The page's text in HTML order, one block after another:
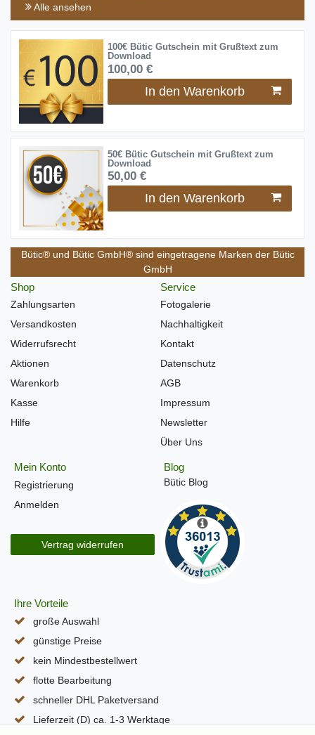
Alle ansehen
100€ Bütic Gutschein mit Grußtext zum
Download
100,00 €
In den Warenkorb
50€ Bütic Gutschein mit Grußtext zum
Download
50,00 €
In den Warenkorb
Bütic® und Bütic GmbH® sind eingetragene Marken der Bütic
GmbH
Shop
Zahlungsarten
Versandkosten
Widerrufsrecht
Aktionen
Warenkorb
Kasse
Hilfe
Service
Fotogalerie
Nachhaltigkeit
Kontakt
Datenschutz
AGB
Impressum
Newsletter
Über Uns
Mein Konto
Registrierung
Anmelden
Vertrag widerrufen
Blog
Bütic Blog
Ihre Vorteile
große Auswahl
günstige Preise
kein Mindestbestellwert
flotte Bearbeitung
schneller DHL Paketversand
Lieferzeit (D) ca. 1-3 Werktage